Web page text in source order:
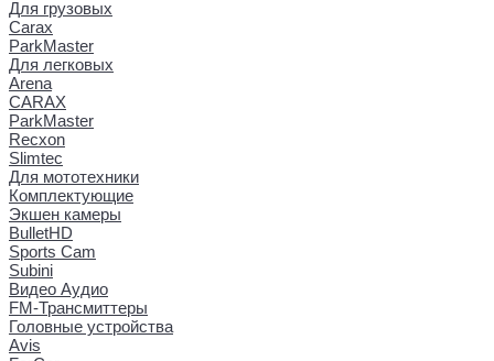
Для грузовых
Carax
ParkMaster
Для легковых
Arena
CARAX
ParkMaster
Recxon
Slimtec
Для мототехники
Комплектующие
Экшен камеры
BulletHD
Sports Cam
Subini
Видео Аудио
FM-Трансмиттеры
Головные устройства
Avis